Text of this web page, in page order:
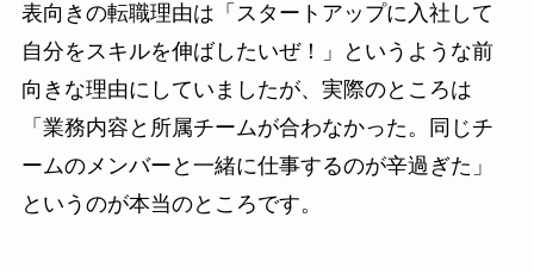
表向きの転職理由は「スタートアップに入社して
自分をスキルを伸ばしたいぜ！」というような前
向きな理由にしていましたが、実際のところは
「業務内容と所属チームが合わなかった。同じチ
ームのメンバーと一緒に仕事するのが辛過ぎた」
というのが本当のところです。